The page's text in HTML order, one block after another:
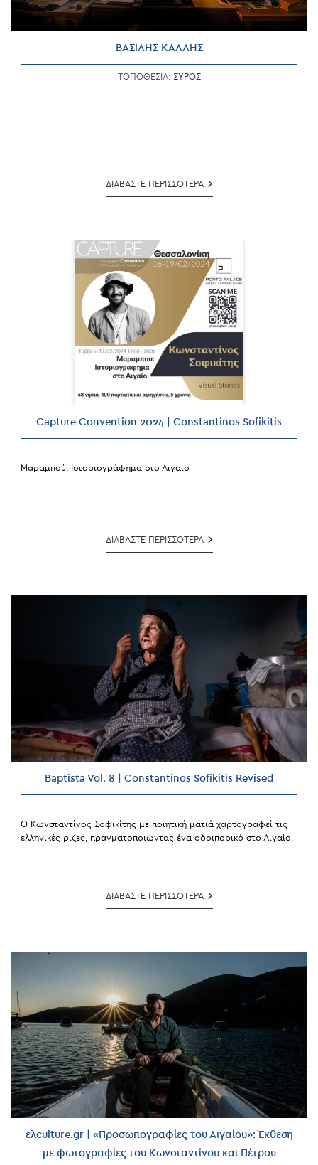
ΒΑΣΙΛΗΣ ΚΑΛΛΗΣ
ΤΟΠΟΘΕΣΙΑ: ΣΥΡΟΣ
ΔΙΑΒΑΣΤΕ ΠΕΡΙΣΣΟΤΕΡΑΒΑΣΙΛΗΣ
ΚΑΛΛΗΣ
Capture Convention 2024 | Constantinos Sofikitis
Μαραμπού: Ιστοριογράφημα στο Αιγαίο
ΔΙΑΒΑΣΤΕ ΠΕΡΙΣΣΟΤΕΡΑCapture
Convention
Sofikitis
Baptista Vol. 8 | Constantinos Sofikitis Revised
Ο Κωνσταντίνος Σοφικίτης με ποιητική ματιά χαρτογραφεί τις
ελληνικές ρίζες, πραγματοποιώντας ένα οδοιπορικό στο Αιγαίο.
ΔΙΑΒΑΣΤΕ ΠΕΡΙΣΣΟΤΕΡΑBaptista
Vol.
Sofikitis
ελculture.gr | «Προσωπογραφίες του Αιγαίου»: Έκθεση
με φωτογραφίες του Κωνσταντίνου και Πέτρου